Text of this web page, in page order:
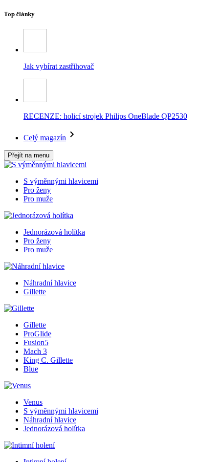
Top články
Jak vybírat zastřihovač
RECENZE: holicí strojek Philips OneBlade QP2530
Celý magazín
Přejít na menu
S výměnnými hlavicemi
Pro ženy
Pro muže
Jednorázová holítka
Pro ženy
Pro muže
Náhradní hlavice
Gillette
Gillette
ProGlide
Fusion5
Mach 3
King C. Gillette
Blue
Venus
S výměnnými hlavicemi
Náhradní hlavice
Jednorázová holítka